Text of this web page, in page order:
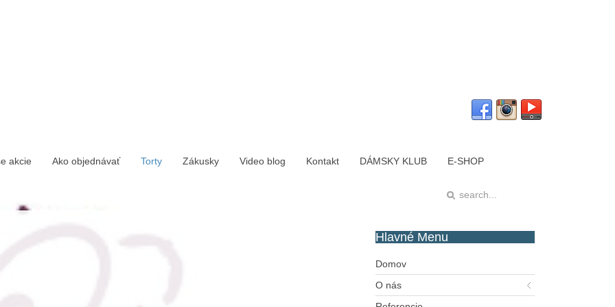
akcie Ako objednávať Torty Zákusky Video blog Kontakt DÁMSKY KLUB E-SHOP
HlavnéMenu
Domov
O nás